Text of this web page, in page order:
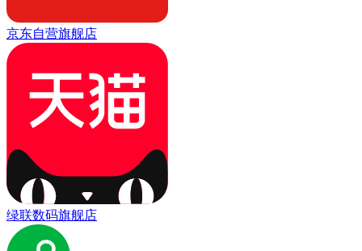
京东自营旗舰店
绿联数码旗舰店